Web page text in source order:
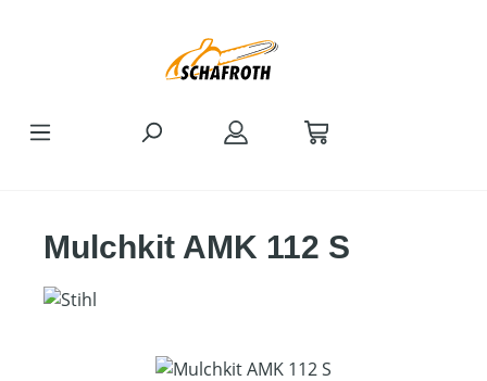
Mulchkit AMK 112 S
Bildergalerie überspringen